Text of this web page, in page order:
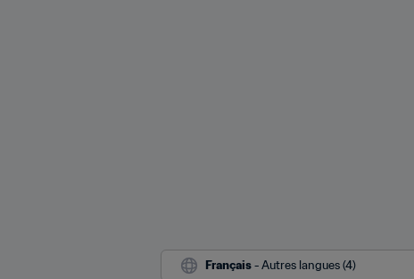
Français - Autres langues (4)